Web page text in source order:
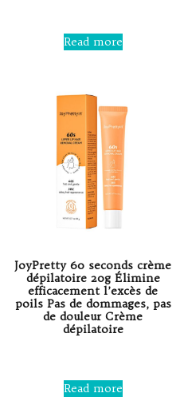
5
Read more
JoyPretty 60 seconds crème
dépilatoire 20g Élimine
efficacement l’excès de
poils Pas de dommages, pas
de douleur Crème
dépilatoire
out
of
5
Read more